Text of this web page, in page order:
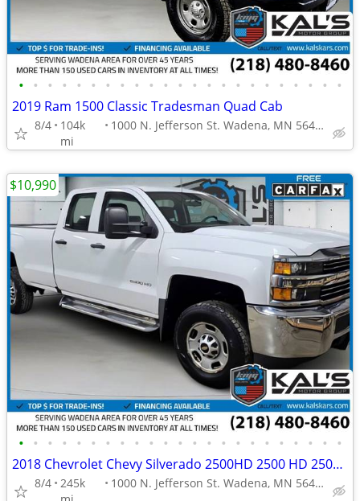
• • • • • • • • • • • • • • • • • • • • • • •
2019 Ram 1500 Classic Tradesman Quad Cab
8/4
104k
mi
1000 N. Jefferson St. Wadena, MN 56482
• • • • • • • • • • • • • • • • • • • • • • •
2018 Chevrolet Chevy Silverado 2500HD 2500 HD 2500-HD Work Truck Doubl
8/4 245k
1000 N. Jefferson St. Wadena, MN 56482
$10,990